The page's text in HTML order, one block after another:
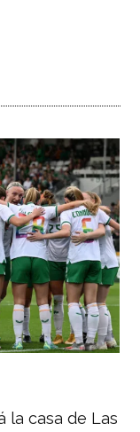
la casa de Las